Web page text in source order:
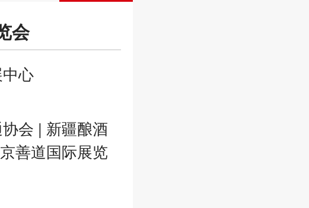
会
心
会 | 新疆酿酒
善道国际展览